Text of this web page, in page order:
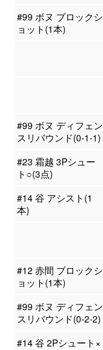
#99 ボヌ ブロックシ
ョット(1本)
#99 ボヌ ディフェン
スリバウンド(0-1-1)
#23 霜越 3Pシュー
ト○(3点)
#14 谷 アシスト(1
本)
#12 赤間 ブロックシ
ョット(1本)
#99 ボヌ ディフェン
スリバウンド(0-2-2)
#14 谷 2Pシュート×